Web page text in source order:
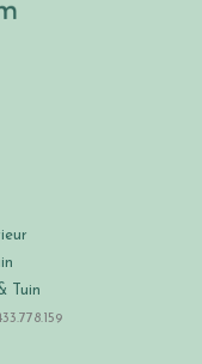
Tuin